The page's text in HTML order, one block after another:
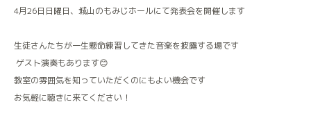
4月26日日曜日、城山のもみじホールにて発表会を開催します
生徒さんたちが一生懸命練習してきた音楽を披露する場です
ゲスト演奏もあります😊
教室の雰囲気を知っていただくのにもよい機会です
お気軽に聴きに来てください！